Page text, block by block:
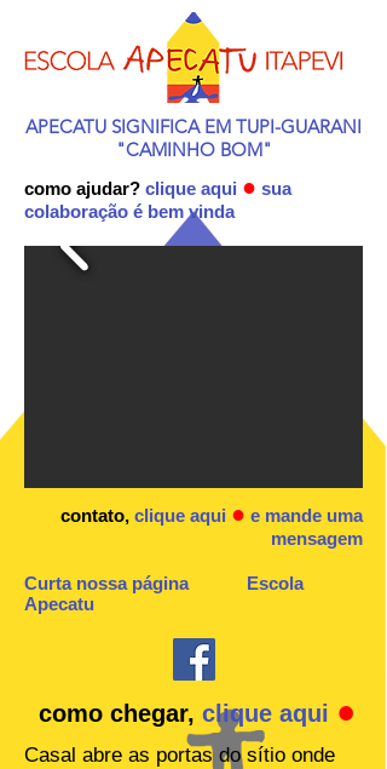
APECATU SIGNIFICA EM TUPI-GUARANI
"CAMINHO BOM"
como ajudar? clique aqui ● sua
colaboração é bem vinda
contato, clique aqui ● e mande uma
mensagem
Curta nossa página Escola
Apecatu
como chegar, clique aqui ●
Casal abre as portas do sítio onde